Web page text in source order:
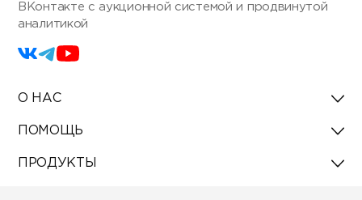
ВКонтакте с аукционной системой и продвинутой
аналитикой
О НАС
ПОМОЩЬ
ПРОДУКТЫ